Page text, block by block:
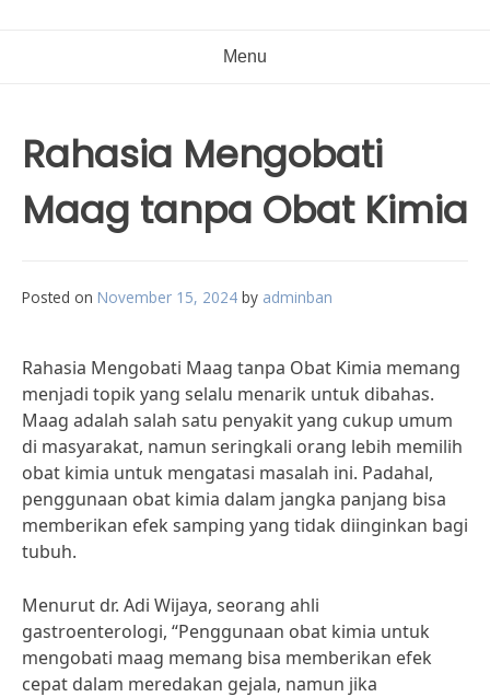
Menu
Rahasia Mengobati
Maag tanpa Obat Kimia
Posted on November 15, 2024 by adminban
Rahasia Mengobati Maag tanpa Obat Kimia memang
menjadi topik yang selalu menarik untuk dibahas.
Maag adalah salah satu penyakit yang cukup umum
di masyarakat, namun seringkali orang lebih memilih
obat kimia untuk mengatasi masalah ini. Padahal,
penggunaan obat kimia dalam jangka panjang bisa
memberikan efek samping yang tidak diinginkan bagi
tubuh.
Menurut dr. Adi Wijaya, seorang ahli
gastroenterologi, “Penggunaan obat kimia untuk
mengobati maag memang bisa memberikan efek
cepat dalam meredakan gejala, namun jika